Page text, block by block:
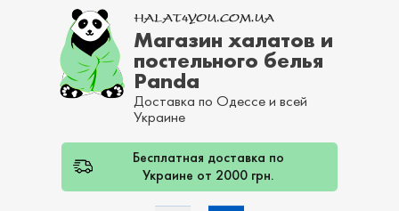
Магазин халатов и
постельного белья
Panda
Доставка по Одессе и всей
Украине
Бесплатная доставка по
Украине от 2000 грн.